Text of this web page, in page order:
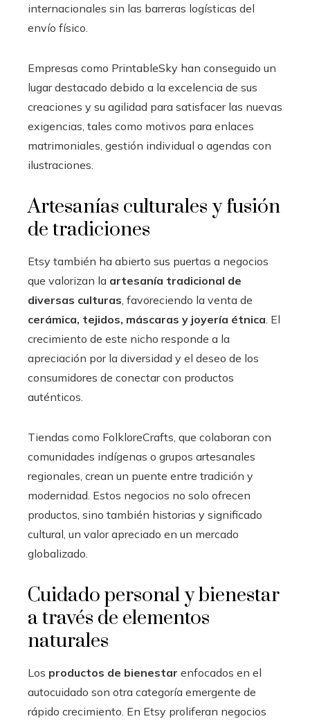
internacionales sin las barreras logísticas del
envío físico.
Empresas como PrintableSky han conseguido un
lugar destacado debido a la excelencia de sus
creaciones y su agilidad para satisfacer las nuevas
exigencias, tales como motivos para enlaces
matrimoniales, gestión individual o agendas con
ilustraciones.
Artesanías culturales y fusión
de tradiciones
Etsy también ha abierto sus puertas a negocios
que valorizan la artesanía tradicional de
diversas culturas, favoreciendo la venta de
cerámica, tejidos, máscaras y joyería étnica. El
crecimiento de este nicho responde a la
apreciación por la diversidad y el deseo de los
consumidores de conectar con productos
auténticos.
Tiendas como FolkloreCrafts, que colaboran con
comunidades indígenas o grupos artesanales
regionales, crean un puente entre tradición y
modernidad. Estos negocios no solo ofrecen
productos, sino también historias y significado
cultural, un valor apreciado en un mercado
globalizado.
Cuidado personal y bienestar
a través de elementos
naturales
Los productos de bienestar enfocados en el
autocuidado son otra categoría emergente de
rápido crecimiento. En Etsy proliferan negocios